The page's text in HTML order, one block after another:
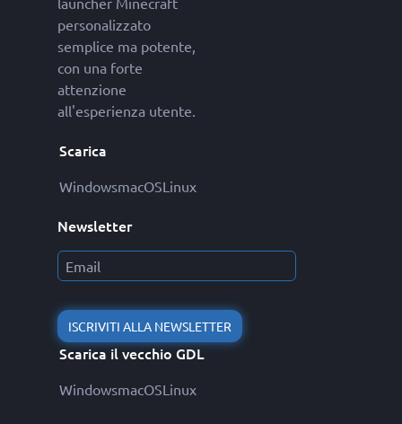
personalizzato
semplice ma potente,
con una forte
attenzione
all'esperienza utente.
Scarica
WindowsmacOSLinux
Newsletter
ISCRIVITI ALLA NEWSLETTER
Scarica il vecchio GDL
WindowsmacOSLinux